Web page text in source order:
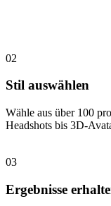
02
Stil auswählen
Wähle aus über 100
Headshots bis 3D-
03
Ergebnisse